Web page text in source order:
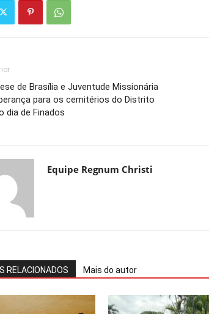
de Brasília e Juventude Missionária
para os cemitérios do Distrito
dia de Finados
Equipe Regnum Christi
RELACIONADOS Mais do autor